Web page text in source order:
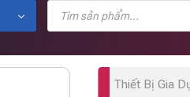
Tìm
kiếm
phẩm
Thiết Bị Gia